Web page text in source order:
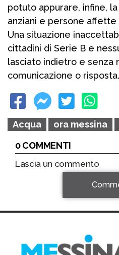
potuto appurare, infine,
anziani e persone
Una situazione
cittadini di Serie B e
lasciato indietro e senza
comunicazione o risposta.
Acqua ora messina
0 COMMENTI
Lascia un commento